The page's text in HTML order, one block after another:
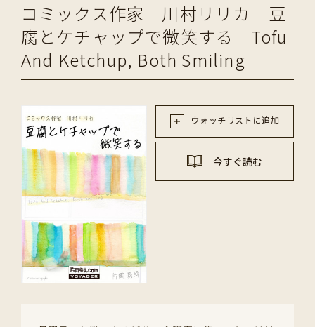
コミックス作家 川村リリカ 豆
腐とケチャップで微笑する Tofu
And Ketchup, Both Smiling
ウォッチリストに追加
今すぐ読む